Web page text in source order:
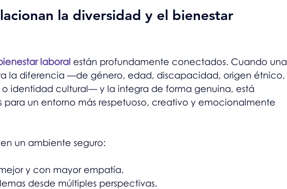
la diversidad y el bienestar
laboral están profundamente conectados. Cuando una
la diferencia —de género, edad, discapacidad, origen étnico,
o identidad cultural— y la integra de forma genuina, está
para un entorno más respetuoso, creativo y emocionalmente
un ambiente seguro:
mejor y con mayor empatía.
desde múltiples perspectivas.